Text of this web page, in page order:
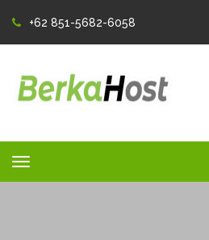
+62 851-5682-6058
Toggle
navigation